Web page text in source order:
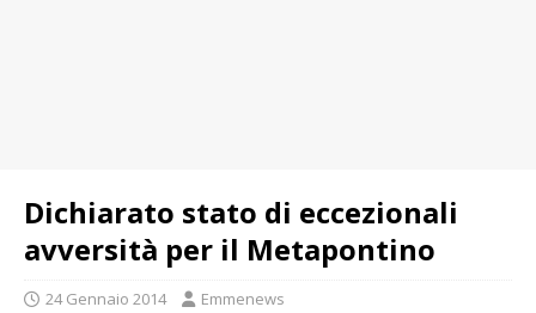
Dichiarato stato di eccezionali
avversità per il Metapontino
24 Gennaio 2014 Emmenews